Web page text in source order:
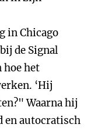
in Chicago
de Signal
hoe het
‘Hij
Waarna hij
en autocratisch